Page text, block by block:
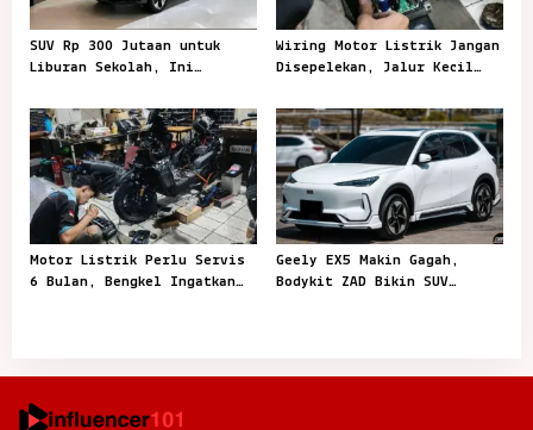
SUV Rp 300 Jutaan untuk
Liburan Sekolah, Ini
Wiring Motor Listrik Jangan
Disepelekan, Jalur Kecil
Tetap Aman
Motor Listrik Perlu Servis
6 Bulan, Bengkel Ingatkan
Geely EX5 Makin Gagah,
Bodykit ZAD Bikin SUV